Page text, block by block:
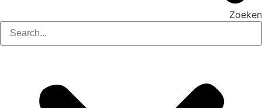
Zoeken